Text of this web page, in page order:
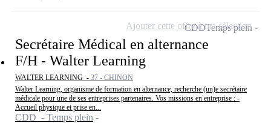
Secrétaire Médical en alternance
F/H - Walter Learning
WALTER LEARNING - 37 - CHINON
Walter Learning, organisme de formation en alternance, recherche (un)e secrétaire
médicale pour une de ses entreprises partenaires. Vos missions en entreprise : -
Accueil physique et prise en...
CDD - Temps plein
CDDTemps plein
Ajouter cette offre à ma sélection